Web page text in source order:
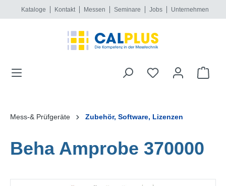
springen
Kataloge Kontakt Messen Seminare Jobs Unternehmen
Mess-& Prüfgeräte Zubehör, Software, Lizenzen
Beha Amprobe 370000